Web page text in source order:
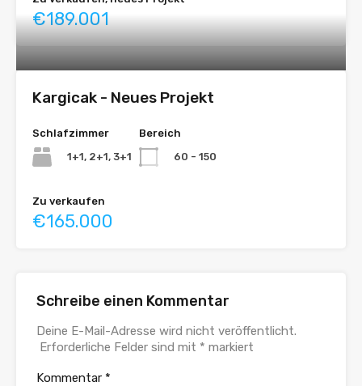
€189.001
Kargicak - Neues Projekt
Schlafzimmer
1+1, 2+1, 3+1
Bereich
60 - 150
Zu verkaufen
€165.000
Schreibe einen Kommentar
Deine E-Mail-Adresse wird nicht veröffentlicht.
Erforderliche Felder sind mit * markiert
Kommentar *